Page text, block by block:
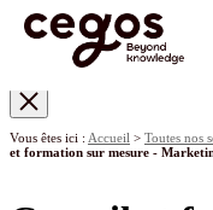
Vous êtes ici : Accueil > Toutes nos
et formation sur mesure -